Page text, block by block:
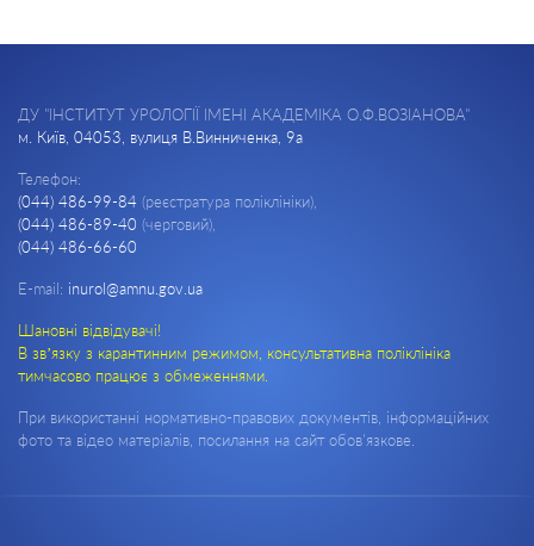
ДУ "ІНСТИТУТ УРОЛОГІЇ ІМЕНІ АКАДЕМІКА О.Ф.ВОЗІАНОВА"
м. Київ, 04053, вулиця В.Винниченка, 9а
Телефон:
(044) 486-99-84 (реєстратура поліклініки),
(044) 486-89-40 (черговий),
(044) 486-66-60
E-mail: inurol@amnu.gov.ua
Шановні відвідувачі!
В зв’язку з карантинним режимом, консультативна поліклініка
тимчасово працює з обмеженнями.
При використанні нормативно-правових документів, інформаційних
фото та відео матеріалів, посилання на сайт обов'язкове.